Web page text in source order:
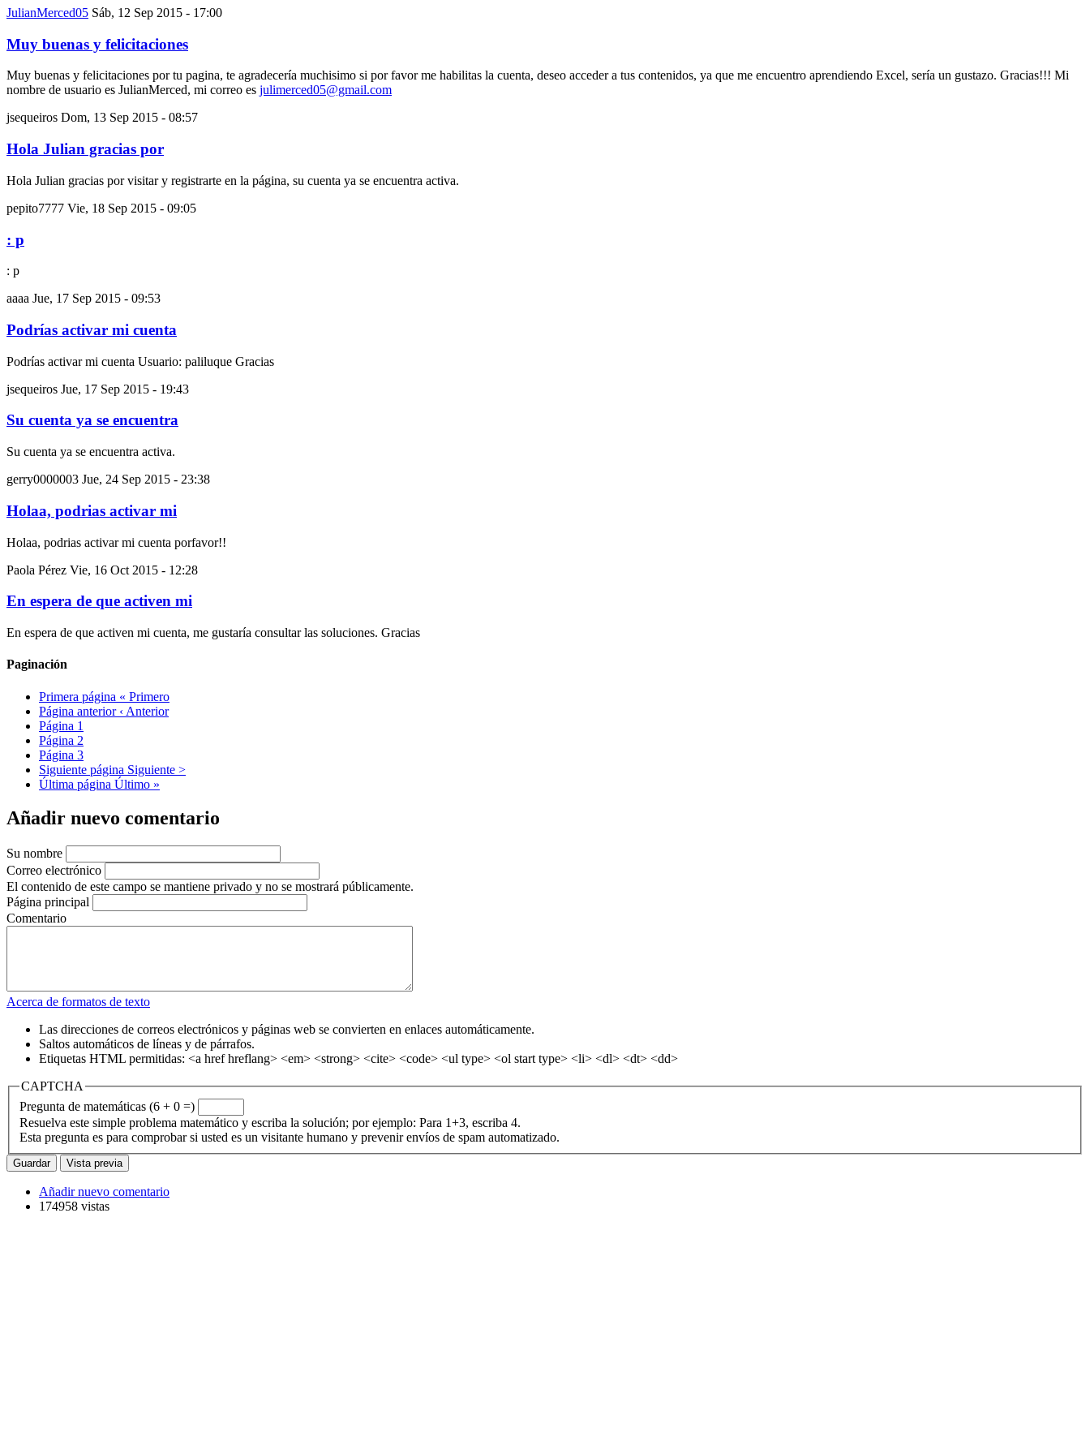
JulianMerced05 Sáb, 12 Sep 2015 - 17:00
Muy buenas y felicitaciones
Muy buenas y felicitaciones por tu pagina, te agradecería muchisimo si por favor me habilitas la cuenta, deseo acceder a tus contenidos, ya que me encuentro aprendiendo Excel, sería un gustazo. Gracias!!! Mi
nombre de usuario es JulianMerced, mi correo es julimerced05@gmail.com
jsequeiros Dom, 13 Sep 2015 - 08:57
Hola Julian gracias por
Hola Julian gracias por visitar y registrarte en la página, su cuenta ya se encuentra activa.
pepito7777 Vie, 18 Sep 2015 - 09:05
: p
: p
aaaa Jue, 17 Sep 2015 - 09:53
Podrías activar mi cuenta
Podrías activar mi cuenta Usuario: paliluque Gracias
jsequeiros Jue, 17 Sep 2015 - 19:43
Su cuenta ya se encuentra
Su cuenta ya se encuentra activa.
gerry0000003 Jue, 24 Sep 2015 - 23:38
Holaa, podrias activar mi
Holaa, podrias activar mi cuenta porfavor!!
Paola Pérez Vie, 16 Oct 2015 - 12:28
En espera de que activen mi
En espera de que activen mi cuenta, me gustaría consultar las soluciones. Gracias
Paginación
Primera página « Primero
Página anterior ‹ Anterior
Página 1
Página 2
Página 3
Siguiente página Siguiente >
Última página Último »
Añadir nuevo comentario
Su nombre
Correo electrónico
El contenido de este campo se mantiene privado y no se mostrará públicamente.
Página principal
Comentario
Acerca de formatos de texto
Las direcciones de correos electrónicos y páginas web se convierten en enlaces automáticamente.
Saltos automáticos de líneas y de párrafos.
Etiquetas HTML permitidas: <a href hreflang> <em> <strong> <cite> <code> <ul type> <ol start type> <li> <dl> <dt> <dd>
CAPTCHA
Pregunta de matemáticas (6 + 0 =)
Resuelva este simple problema matemático y escriba la solución; por ejemplo: Para 1+3, escriba 4.
Esta pregunta es para comprobar si usted es un visitante humano y prevenir envíos de spam automatizado.
Añadir nuevo comentario
174958 vistas